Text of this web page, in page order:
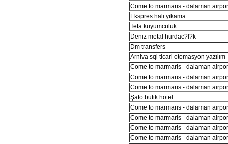
Come to marmaris - dalaman
Ekspres halı yıkama
Teta kuyumculuk
Deniz metal hurdac?l?k
Dm transfers
Arniva sql ticari otomasyon yazılım
Come to marmaris - dalaman
Come to marmaris - dalaman
Come to marmaris - dalaman
Şato butik hotel
Come to marmaris - dalaman
Come to marmaris - dalaman
Come to marmaris - dalaman
Come to marmaris - dalaman